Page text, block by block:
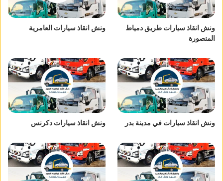
ونش انقاذ سيارات طريق دمياط
المنصورة
ونش انقاذ سيارات العامرية
ونش انقاذ سيارات في مدينة بدر ونش انقاذ سيارات دكرنس